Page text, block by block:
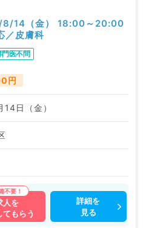
8/14（金） 18:00～20:00
／皮膚科
門医不問
円
日（金）
人を
てもらう
詳細を
見る